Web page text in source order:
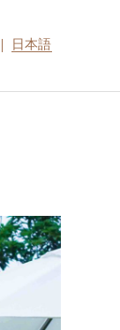
日本語